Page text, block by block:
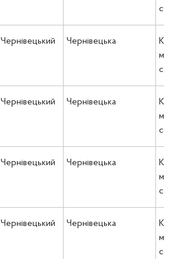
Чернівецький Чернівецька
КУ
Чернівецький Чернівецька
КУ
Чернівецький Чернівецька
КУ
Чернівецький Чернівецька
КУ